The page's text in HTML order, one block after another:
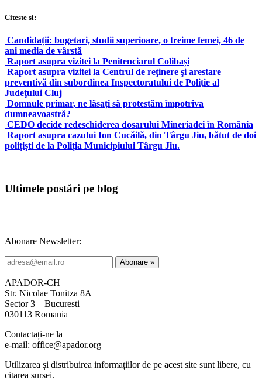
Citeste si:
Candidații: bugetari, studii superioare, o treime femei, 46 de
ani media de vârstă
Raport asupra vizitei la Penitenciarul Colibași
Raport asupra vizitei la Centrul de reţinere şi arestare
preventivă din subordinea Inspectoratului de Poliţie al
Judeţului Cluj
Domnule primar, ne lăsați să protestăm împotriva
dumneavoastră?
CEDO decide redeschiderea dosarului Mineriadei în România
Raport asupra cazului Ion Cucăilă, din Târgu Jiu, bătut de doi
polițiști de la Poliția Municipiului Târgu Jiu.
Ultimele postări pe blog
Abonare Newsletter:
APADOR-CH
Str. Nicolae Tonitza 8A
Sector 3 – Bucuresti
030113 Romania
Contactați-ne la
e-mail: office@apador.org
Utilizarea și distribuirea informațiilor de pe acest site sunt libere, cu
citarea sursei.